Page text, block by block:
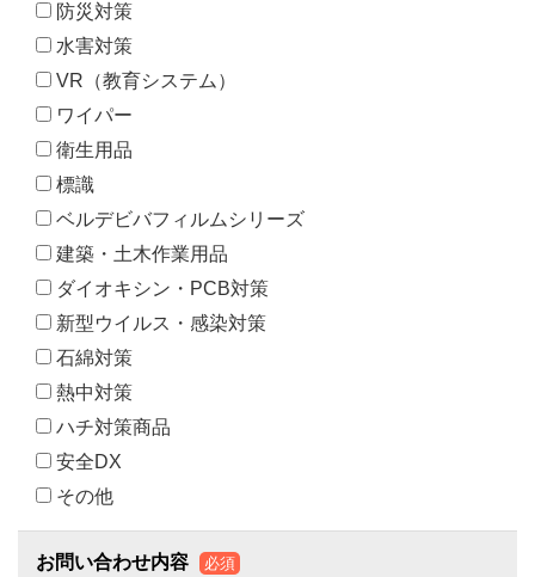
防災対策
水害対策
VR（教育システム）
ワイパー
衛生用品
標識
ベルデビバフィルムシリーズ
建築・土木作業用品
ダイオキシン・PCB対策
新型ウイルス・感染対策
石綿対策
熱中対策
ハチ対策商品
安全DX
その他
お問い合わせ内容 必須